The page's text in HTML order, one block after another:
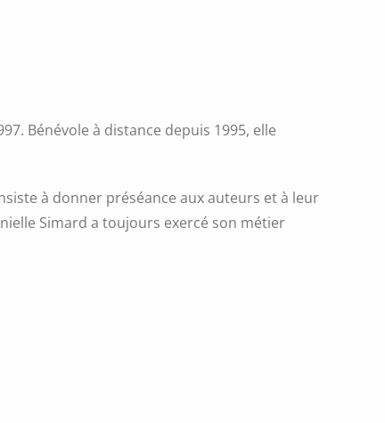
Bénévole à distance depuis 1995, elle
à donner préséance aux auteurs et à leur
Simard a toujours exercé son métier